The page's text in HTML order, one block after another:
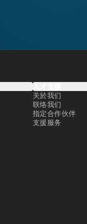
人才支援
关於我们
联络我们
指定合作伙伴
支援服务